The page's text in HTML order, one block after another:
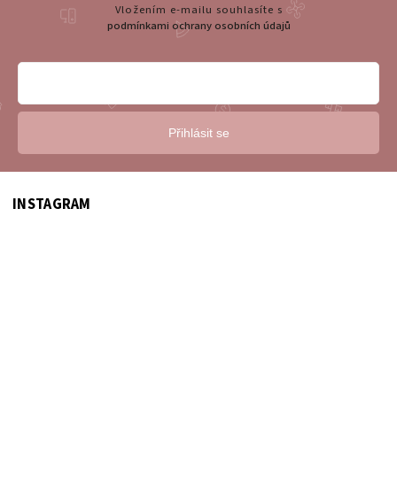
INSTAGRAM
Vložením e-mailu souhlasíte s
podmínkami ochrany osobních údajů
Přihlásit se